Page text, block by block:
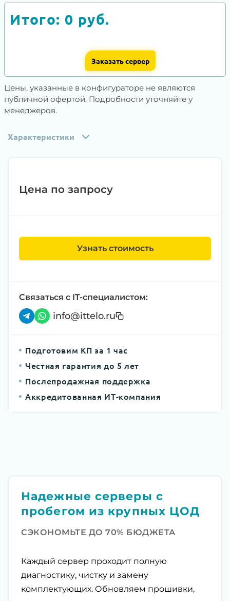
Итого: 0 руб.
Заказать сервер
Цены, указанные в конфигураторе не являются
публичной офертой. Подробности уточняйте у
менеджеров.
Характеристики
Цена по запросу
Узнать стоимость
Связаться с IT-специалистом:
info@ittelo.ru
Подготовим КП за 1 час
Честная гарантия до 5 лет
Послепродажная поддержка
Аккредитованная ИТ-компания
Надежные серверы с
пробегом из крупных ЦОД
СЭКОНОМЬТЕ ДО 70% БЮДЖЕТА
Каждый сервер проходит полную
диагностику, чистку и замену
комплектующих. Обновляем прошивки,